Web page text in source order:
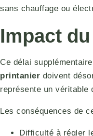
sans chauffage ou
Impact
Ce délai
printanier doivent
représente un véritable
Les conséquences de
Difficulté à régler